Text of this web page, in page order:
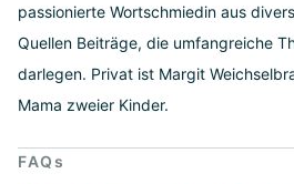
passionierte Wortschmiedin aus
Quellen Beiträge, die umfangreiche
darlegen. Privat ist Margit
Mama zweier Kinder.
FAQs